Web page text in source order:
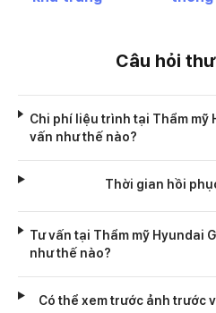
Câu hỏi
Chi phí liệu trình tại Thẩm mỹ
vấn như thế nào?
Thời gian hồi
Tư vấn tại Thẩm mỹ Hyundai
như thế nào?
Có thể xem trước ảnh trước